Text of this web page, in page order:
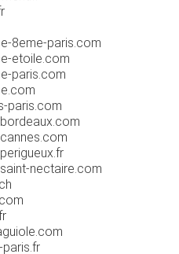
8eme-paris.com
etoile.com
paris.com
paris.com
nectaire.com